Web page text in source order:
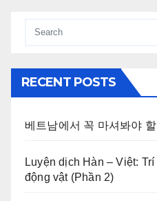
RECENT POSTS
베트남에서 꼭 마셔봐야
Luyện dịch Hàn – Việt:
động vật (Phần 2)